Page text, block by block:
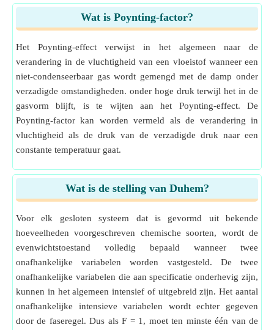
Wat is Poynting-factor?
Het Poynting-effect verwijst in het algemeen naar de
verandering in de vluchtigheid van een vloeistof wanneer een
niet-condenseerbaar gas wordt gemengd met de damp onder
verzadigde omstandigheden. onder hoge druk terwijl het in de
gasvorm blijft, is te wijten aan het Poynting-effect. De
Poynting-factor kan worden vermeld als de verandering in
vluchtigheid als de druk van de verzadigde druk naar een
constante temperatuur gaat.
Wat is de stelling van Duhem?
Voor elk gesloten systeem dat is gevormd uit bekende
hoeveelheden voorgeschreven chemische soorten, wordt de
evenwichtstoestand volledig bepaald wanneer twee
onafhankelijke variabelen worden vastgesteld. De twee
onafhankelijke variabelen die aan specificatie onderhevig zijn,
kunnen in het algemeen intensief of uitgebreid zijn. Het aantal
onafhankelijke intensieve variabelen wordt echter gegeven
door de faseregel. Dus als F = 1, moet ten minste één van de